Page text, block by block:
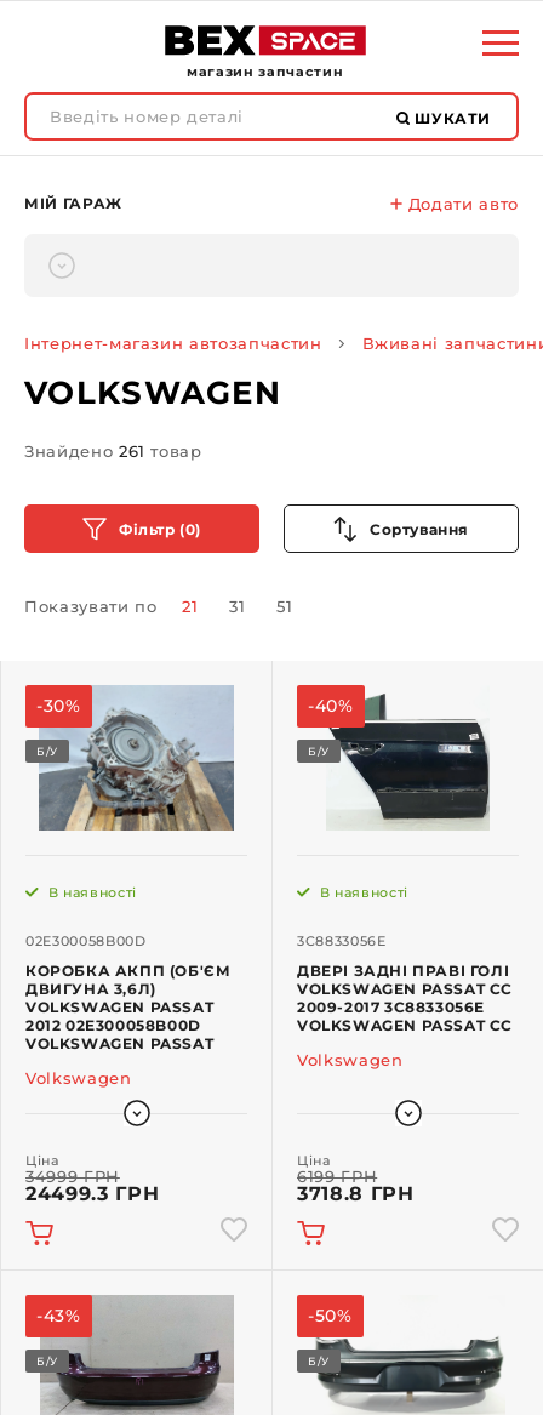
магазин запчастин
ШУКАТИ
МІЙ ГАРАЖ Додати авто
Інтернет-магазин автозапчастин Вживані
VOLKSWAGEN
Знайдено 261 товар
Фільтр (0) Сортування
Показувати по 21 31 51
-30%
Б/У
02E300058B00D
В наявності
КОРОБКА АКПП (ОБ'ЄМ
ДВИГУНА 3,6Л)
VOLKSWAGEN PASSAT
2012 02E300058B00D
VOLKSWAGEN PASSAT
Volkswagen
Ціна
34999 ГРН
24499.3 ГРН
-40%
Б/У
3C8833056E
В наявності
ДВЕРІ ЗАДНІ ПРАВІ ГОЛІ
VOLKSWAGEN PASSAT CC
2009-2017 3C8833056E
VOLKSWAGEN PASSAT CC
Volkswagen
Ціна
6199 ГРН
3718.8 ГРН
-43%
Б/У
-50%
Б/У